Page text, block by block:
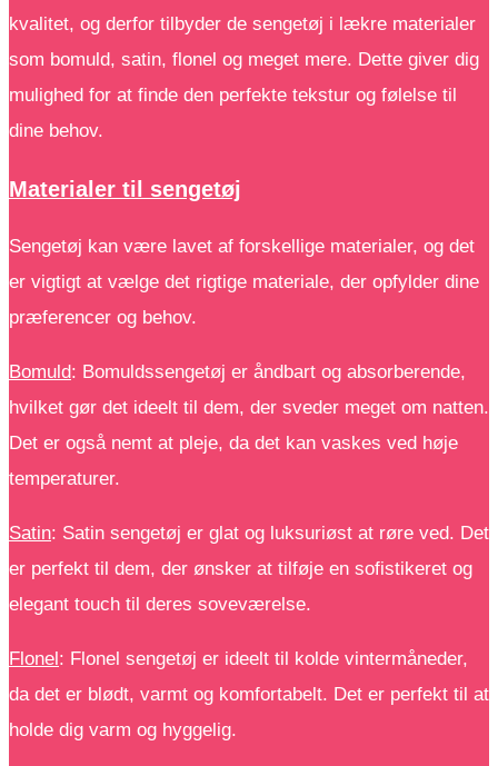
kvalitet, og derfor tilbyder de sengetøj i lækre materialer
som bomuld, satin, flonel og meget mere. Dette giver dig
mulighed for at finde den perfekte tekstur og følelse til
dine behov.
Materialer til sengetøj
Sengetøj kan være lavet af forskellige materialer, og det
er vigtigt at vælge det rigtige materiale, der opfylder dine
præferencer og behov.
Bomuld: Bomuldssengetøj er åndbart og absorberende,
hvilket gør det ideelt til dem, der sveder meget om natten.
Det er også nemt at pleje, da det kan vaskes ved høje
temperaturer.
Satin: Satin sengetøj er glat og luksuriøst at røre ved. Det
er perfekt til dem, der ønsker at tilføje en sofistikeret og
elegant touch til deres soveværelse.
Flonel: Flonel sengetøj er ideelt til kolde vintermåneder,
da det er blødt, varmt og komfortabelt. Det er perfekt til at
holde dig varm og hyggelig.